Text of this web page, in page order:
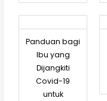
Panduan bagi
Ibu yang
Dijangkiti
Covid-19
untuk